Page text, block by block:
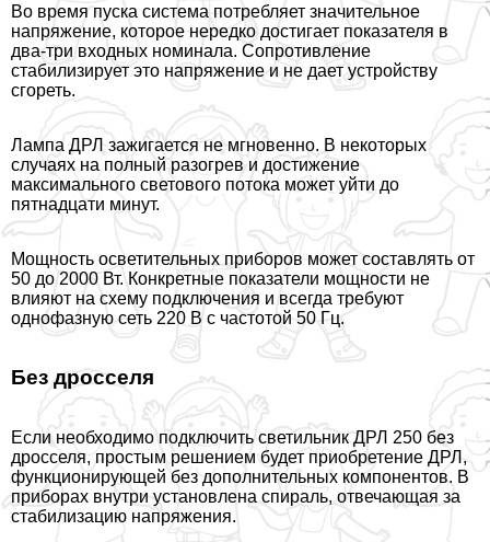
Во время пуска система потрeбляет значительное
напряжение, которое нередко достигает показателя в
два-три входных номинала. Сопротивление
стабилизирует это напряжение и не дает устройству
сгореть.
Лампа ДРЛ зажигается не мгновенно. В некоторых
случаях на полный разогрев и достижение
максимального светового потока может уйти до
пятнадцати минут.
Мощность осветительных приборов может составлять от
50 до 2000 Вт. Конкретные показатели мощности не
влияют на схему подключения и всегда требуют
однофазную сеть 220 В с частотой 50 Гц.
Без дросселя
Если необходимо подключить светильник ДРЛ 250 без
дросселя, простым решением будет приобретение ДРЛ,
функционирующей без дополнительных компонентов. В
приборах внутри установлена спираль, отвечающая за
стабилизацию напряжения.